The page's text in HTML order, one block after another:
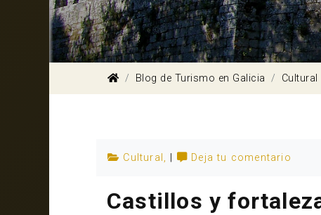
Blog de Turismo en Galicia Cultural
Cultural , Deja tu comentario
Castillos y